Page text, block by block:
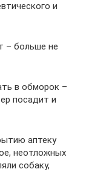
и
– больше не
в обморок –
посадит и
аптеку
неотложных
собаку,